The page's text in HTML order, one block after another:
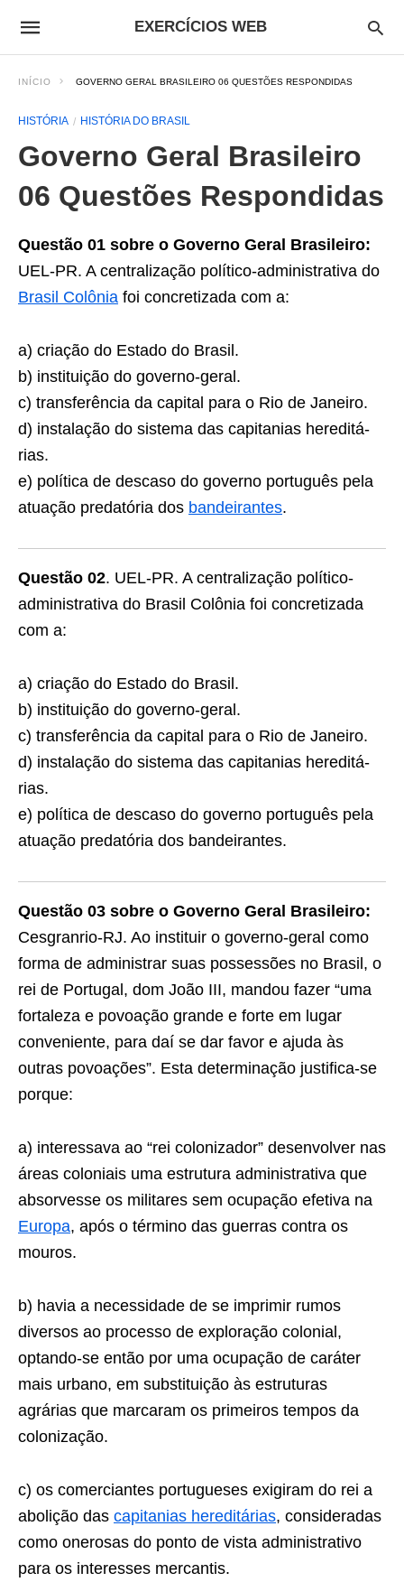
EXERCÍCIOS WEB
INÍCIO GOVERNO GERAL BRASILEIRO 06 QUESTÕES RESPONDIDAS
HISTÓRIA HISTÓRIA DO BRASIL
Governo Geral Brasileiro
06 Questões Respondidas
Questão 01 sobre o Governo Geral Brasileiro:
UEL-PR. A centralização político-administrativa do
Brasil Colônia foi concretizada com a:
a) criação do Estado do Brasil.
b) instituição do governo-geral.
c) transferência da capital para o Rio de Janeiro.
d) instalação do sistema das capitanias hereditá­
rias.
e) política de descaso do governo português pela
atuação predatória dos bandeirantes.
Questão 02. UEL-PR. A centralização político-
administrativa do Brasil Colônia foi concretizada
com a:
a) criação do Estado do Brasil.
b) instituição do governo-geral.
c) transferência da capital para o Rio de Janeiro.
d) instalação do sistema das capitanias hereditá­
rias.
e) política de descaso do governo português pela
atuação predatória dos bandeirantes.
Questão 03 sobre o Governo Geral Brasileiro:
Cesgranrio-RJ. Ao instituir o governo-geral como
forma de administrar suas possessões no Brasil, o
rei de Portugal, dom João III, mandou fazer “uma
fortaleza e povoação grande e forte em lugar
conveniente, para daí se dar favor e ajuda às
outras povoações”. Esta determinação justifica-se
porque:
a) interessava ao “rei colonizador” desenvolver nas
áreas coloniais uma estrutura administrativa que
absorvesse os militares sem ocupação efetiva na
Europa, após o término das guerras contra os
mouros.
b) havia a necessidade de se imprimir rumos
diversos ao processo de exploração colonial,
optando-se então por uma ocupação de caráter
mais urbano, em substituição às estruturas
agrárias que marca­ram os primeiros tempos da
colonização.
c) os comerciantes portugueses exigiram do rei a
abolição das capitanias hereditárias, consideradas
como onerosas do ponto de vista administrativo
para os interesses mercantis.